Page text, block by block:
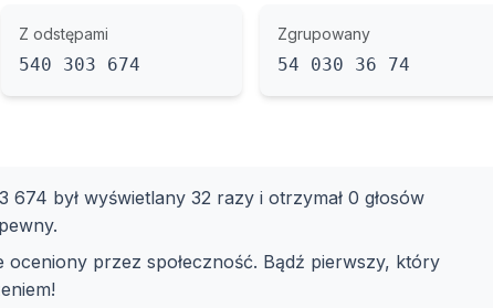
Z odstępami
540 303 674
Zgrupowany
54 030 36 74
był wyświetlany 32 razy i otrzymał 0 głosów
oceniony przez społeczność. Bądź pierwszy, który